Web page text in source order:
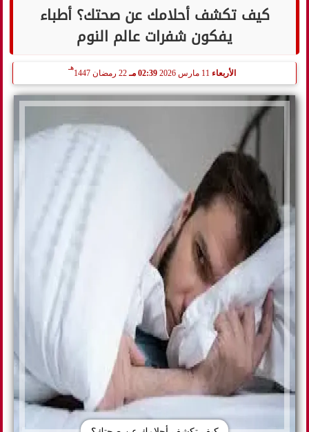
كيف تكشف أحلامك عن صحتك؟ أطباء
يفكون شفرات عالم النوم
الأربعاء 02:39 مـ 22 رمضان 1447
هـ